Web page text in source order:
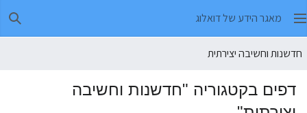
מאגר הידע של דואלוג
חדשנות וחשיבה יצירתית
דפים בקטגוריה "חדשנות וחשיבה